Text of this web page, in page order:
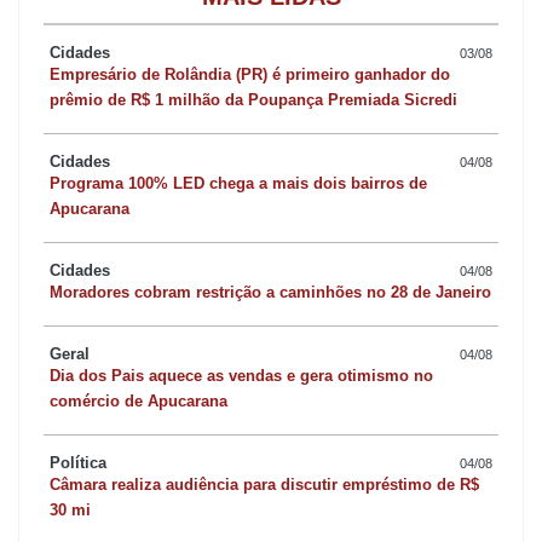
após o resultado do exame analisado pelo Laboratório Central do
Estado (Lacen).
perda do paciente de Apucarana e aproveitou para reforçar um
apelo à população. “A vacina contra a gripe Influenza está
disponível em todas as Unidades Básicas de Saúde (UBSs) nos
17 municípios da região”, frisou Vital.
Os grupos prioritários são os idosos (acima de 60 anos), as
gestantes e as crianças de 6 meses a 6 anos. “A partir de
liberada também para toda a população”, anunciou o diretor da
Cidades 03/08
Empresário de Rolândia (PR) é primeiro ganhador do
prêmio de R$ 1 milhão da Poupança Premiada Sicredi
Cidades 04/08
Programa 100% LED chega a mais dois bairros de
Apucarana
Cidades 04/08
Moradores cobram restrição a caminhões no 28 de Janeiro
Geral 04/08
Dia dos Pais aquece as vendas e gera otimismo no
comércio de Apucarana
Política 04/08
Câmara realiza audiência para discutir empréstimo de R$
30 mi